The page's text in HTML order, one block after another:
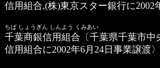
信用組合,(株)東京スター銀行に2002
ちば しょうぎん しんよう くみあい
千葉商銀信用組合 〔千葉県千葉市
信用組合に2002年6月24日事業譲渡〉